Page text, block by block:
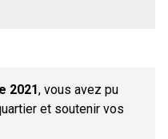
2021, vous avez pu
et soutenir vos